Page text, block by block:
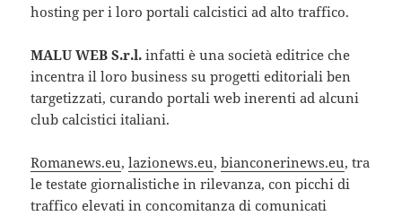
hosting per i loro portali calcistici ad alto traffico.
MALU WEB S.r.l. infatti è una società editrice che
incentra il loro business su progetti editoriali ben
targetizzati, curando portali web inerenti ad alcuni
club calcistici italiani.
Romanews.eu,lazionews.eu,bianconerinews.eu, tra
le testate giornalistiche in rilevanza, con picchi di
traffico elevati in concomitanza di comunicati